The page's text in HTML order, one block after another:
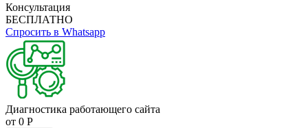
Консультация
БЕСПЛАТНО
Спросить в Whatsapp
Диагностика работающего сайта
от 0 Р